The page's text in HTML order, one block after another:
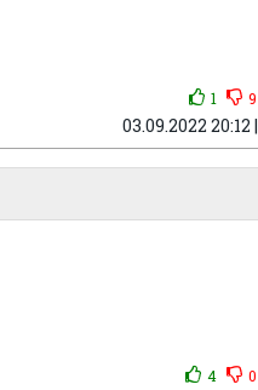
1 9
03.09.2022 20:12 |
4 0